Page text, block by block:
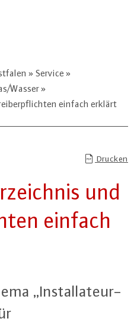
Service
Wasser
einfach erklärt
Drucken
und
einfach
„In­stal­la­teur­